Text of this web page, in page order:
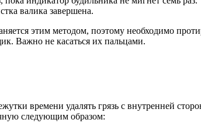
валика завершена.
этим методом, поэтому необходимо
Важно не касаться их пальцами.
времени удалять грязь с внутренней
следующим образом: